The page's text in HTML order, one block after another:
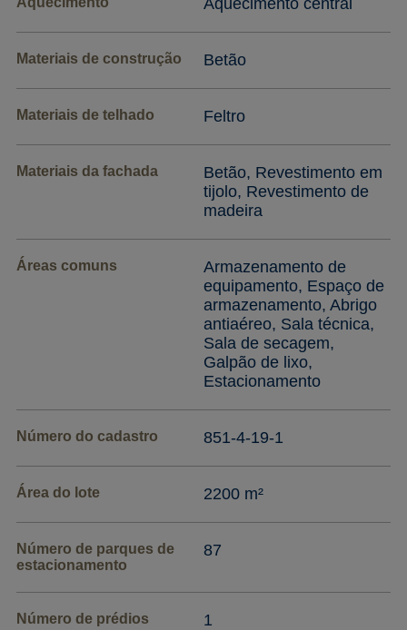
Materiais de construção Betão
Materiais de telhado Feltro
Materiais da fachada
Betão, Revestimento em
tijolo, Revestimento de
madeira
Áreas comuns
Armazenamento de
equipamento, Espaço de
armazenamento, Abrigo
antiaéreo, Sala técnica,
Sala de secagem,
Galpão de lixo,
Estacionamento
Número do cadastro 851-4-19-1
Área do lote 2200 m²
Número de parques de
estacionamento
87
Número de prédios 1